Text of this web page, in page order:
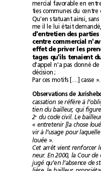
décision;
Par ces motifs […] casse».
2e
louée».